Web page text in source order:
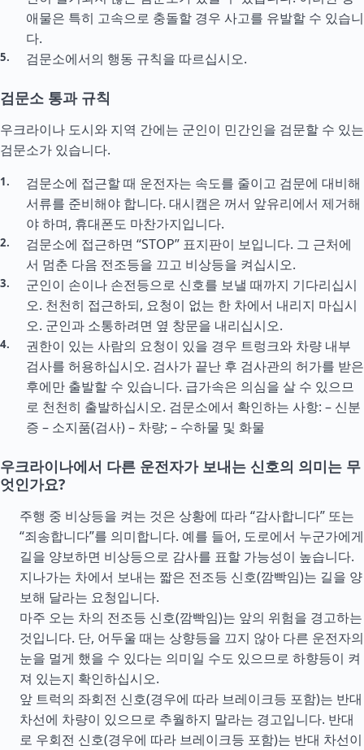
애물은 특히 고속으로 충돌할 경우 사고를 유발할 수 있습니
다.
검문소에서의 행동 규칙을 따르십시오.
검문소 통과 규칙
우크라이나 도시와 지역 간에는 군인이 민간인을 검문할 수 있는
검문소가 있습니다.
검문소에 접근할 때 운전자는 속도를 줄이고 검문에 대비해
서류를 준비해야 합니다. 대시캠은 꺼서 앞유리에서 제거해
야 하며, 휴대폰도 마찬가지입니다.
검문소에 접근하면 “STOP” 표지판이 보입니다. 그 근처에
서 멈춘 다음 전조등을 끄고 비상등을 켜십시오.
군인이 손이나 손전등으로 신호를 보낼 때까지 기다리십시
오. 천천히 접근하되, 요청이 없는 한 차에서 내리지 마십시
오. 군인과 소통하려면 옆 창문을 내리십시오.
권한이 있는 사람의 요청이 있을 경우 트렁크와 차량 내부
검사를 허용하십시오. 검사가 끝난 후 검사관의 허가를 받은
후에만 출발할 수 있습니다. 급가속은 의심을 살 수 있으므
로 천천히 출발하십시오. 검문소에서 확인하는 사항: – 신분
증 – 소지품(검사) – 차량; – 수하물 및 화물
우크라이나에서 다른 운전자가 보내는 신호의 의미는 무
엇인가요?
주행 중 비상등을 켜는 것은 상황에 따라 “감사합니다” 또는
“죄송합니다”를 의미합니다. 예를 들어, 도로에서 누군가에게
길을 양보하면 비상등으로 감사를 표할 가능성이 높습니다.
지나가는 차에서 보내는 짧은 전조등 신호(깜빡임)는 길을 양
보해 달라는 요청입니다.
마주 오는 차의 전조등 신호(깜빡임)는 앞의 위험을 경고하는
것입니다. 단, 어두울 때는 상향등을 끄지 않아 다른 운전자의
눈을 멀게 했을 수 있다는 의미일 수도 있으므로 하향등이 켜
져 있는지 확인하십시오.
앞 트럭의 좌회전 신호(경우에 따라 브레이크등 포함)는 반대
차선에 차량이 있으므로 추월하지 말라는 경고입니다. 반대
로 우회전 신호(경우에 따라 브레이크등 포함)는 반대 차선이